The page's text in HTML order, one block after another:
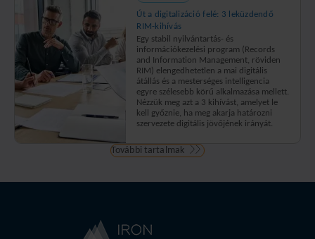
Út a digitalizáció felé: 3 leküzdendő
RIM-kihívás
Egy stabil nyilvántartás- és
információkezelési program (Records
and Information Management, röviden
RIM) elengedhetetlen a mai digitális
átállás és a mesterséges intelligencia
egyre szélesebb körű alkalmazása mellett.
Nézzük meg azt a 3 kihívást, amelyet le
kell győznie, ha meg akarja határozni
szervezete digitális jövőjének irányát.
További tartalmak